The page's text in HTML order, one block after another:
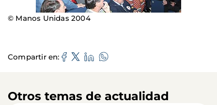
© Manos Unidas 2004
Compartir en
Otros temas de actualidad